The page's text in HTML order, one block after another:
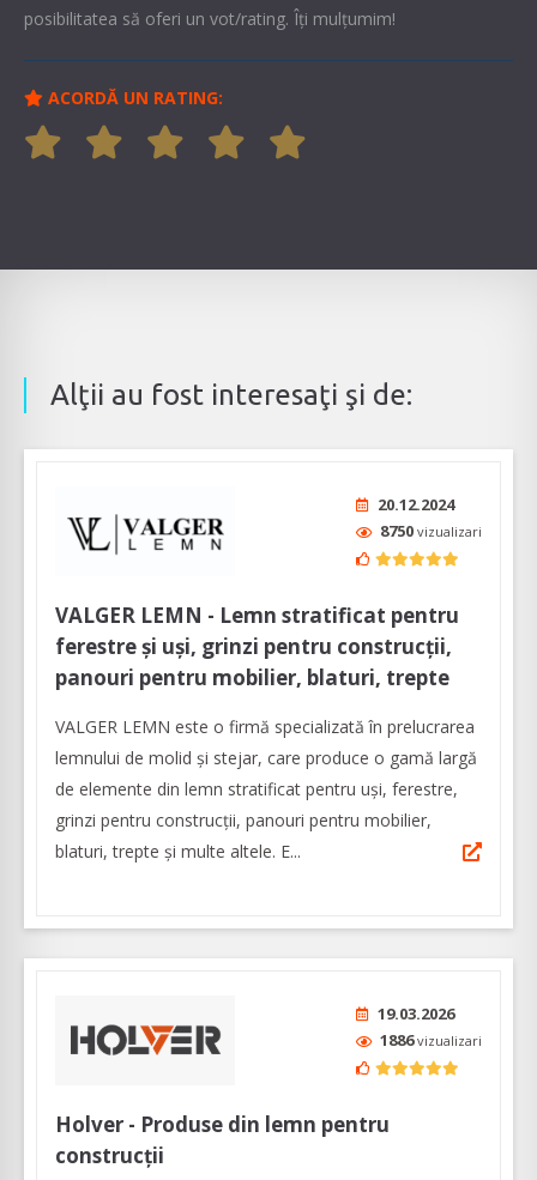
posibilitatea să oferi un vot/rating. Îți mulțumim!
ACORDĂ UN RATING:
Alţii au fost interesaţi şi de:
20.12.2024
8750 vizualizari
VALGER LEMN - Lemn stratificat pentru
ferestre și uși, grinzi pentru construcții,
panouri pentru mobilier, blaturi, trepte
VALGER LEMN este o firmă specializată în prelucrarea
lemnului de molid și stejar, care produce o gamă largă
de elemente din lemn stratificat pentru uși, ferestre,
grinzi pentru construcții, panouri pentru mobilier,
blaturi, trepte și multe altele. E...
19.03.2026
1886vizualizari
Holver - Produse din lemn pentru
construcții